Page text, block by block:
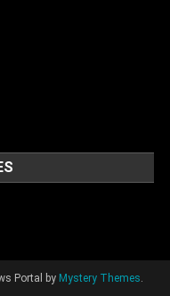
Portal by Mystery Themes